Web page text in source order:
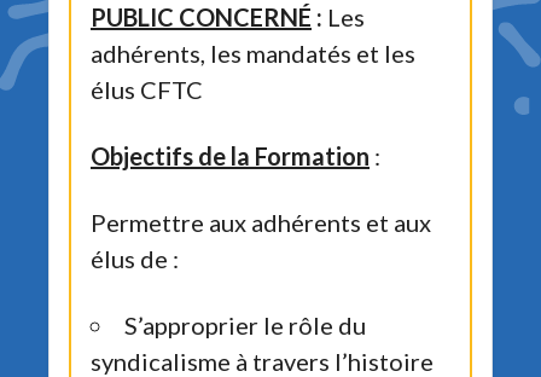
PUBLIC CONCERNÉ : Les
adhérents, les mandatés et les
élus CFTC
Objectifs de la Formation :
Permettre aux adhérents et aux
élus de :
S’approprier le rôle du
syndicalisme à travers l’histoire